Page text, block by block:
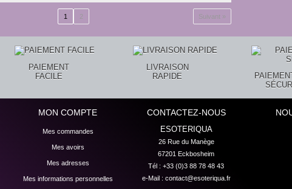
1 2 Suivant »
PAIEMENT
FACILE
LIVRAISON
RAPIDE
MON COMPTE
Mes commandes
Mes avoirs
Mes adresses
Mes informations personnelles
CONTACTEZ-NOUS
ESOTERIQUA
26 Rue du Manège
67201 Eckbosheim
Tél : +33 (0)3 88 78 48 43
e-Mail : contact@esoteriqua.fr